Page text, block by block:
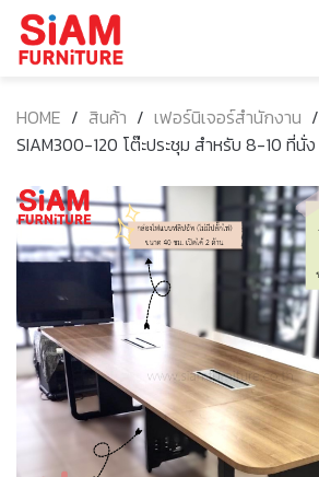
HOME / สินค้า / เฟอร์นิเจอร์สำนักงาน /
SIAM300-120 โต๊ะประชุม สำหรับ 8-10 ที่นั่ง